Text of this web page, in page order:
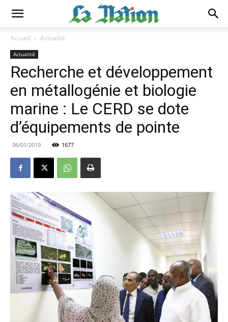
Accueil Actualité
Actualité
Recherche et développement
en métallogénie et biologie
marine : Le CERD se dote
d’équipements de pointe
06/01/2019 1677